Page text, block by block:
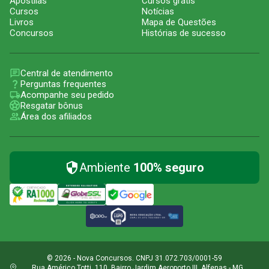
Cursos
Livros
Concursos
Notícias
Mapa de Questões
Histórias de sucesso
Central de atendimento
Perguntas frequentes
Acompanhe seu pedido
Resgatar bônus
Área dos afiliados
Ambiente 100% seguro
© 2026 - Nova Concursos. CNPJ 31.072.703/0001-59